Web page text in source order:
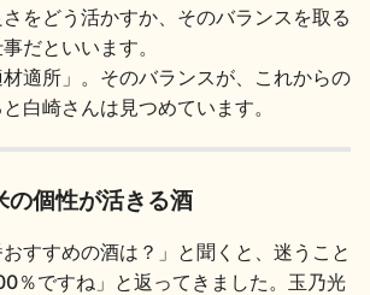
をどう活かすか、そのバランスを取る
だといいます。
材適所」。そのバランスが、これからの
白崎さんは見つめています。
の個性が活きる酒
すすめの酒は？」と聞くと、迷うこと
％ですね」と返ってきました。玉乃光